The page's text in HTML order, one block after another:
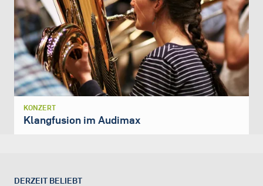
KONZERT
Klangfusion im Audimax
DERZEIT BELIEBT